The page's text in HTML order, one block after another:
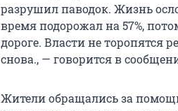
разрушил паводок. Жизнь
время подорожал на 57%,
дороге. Власти не торопятся
снова., — говорится в
Жители обращались за